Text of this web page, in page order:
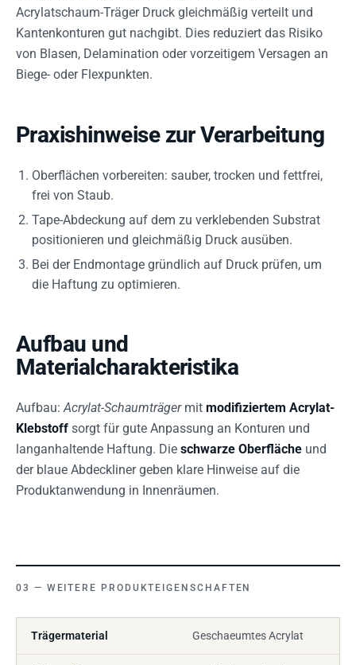
Acrylatschaum-Träger Druck gleichmäßig verteilt und
Kantenkonturen gut nachgibt. Dies reduziert das Risiko
von Blasen, Delamination oder vorzeitigem Versagen an
Biege- oder Flexpunkten.
Praxishinweise zur Verarbeitung
Oberflächen vorbereiten: sauber, trocken und fettfrei,
frei von Staub.
Tape-Abdeckung auf dem zu verklebenden Substrat
positionieren und gleichmäßig Druck ausüben.
Bei der Endmontage gründlich auf Druck prüfen, um
die Haftung zu optimieren.
Aufbau und
Materialcharakteristika
Aufbau:Acrylat-Schaumträgermit modifiziertem Acrylat-
Klebstoff sorgt für gute Anpassung an Konturen und
langanhaltende Haftung. Die schwarze Oberfläche und
der blaue Abdeckliner geben klare Hinweise auf die
Produktanwendung in Innenräumen.
WEITERE PRODUKTEIGENSCHAFTEN
Trägermaterial Geschaeumtes Acrylat